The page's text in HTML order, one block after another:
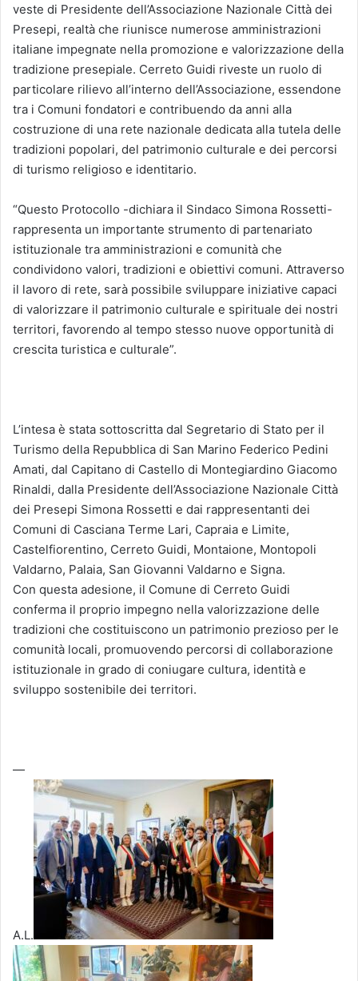
veste di Presidente dell’Associazione Nazionale Città dei
Presepi, realtà che riunisce numerose amministrazioni
italiane impegnate nella promozione e valorizzazione della
tradizione presepiale. Cerreto Guidi riveste un ruolo di
particolare rilievo all’interno dell’Associazione, essendone
tra i Comuni fondatori e contribuendo da anni alla
costruzione di una rete nazionale dedicata alla tutela delle
tradizioni popolari, del patrimonio culturale e dei percorsi
di turismo religioso e identitario.
“Questo Protocollo -dichiara il Sindaco Simona Rossetti-
rappresenta un importante strumento di partenariato
istituzionale tra amministrazioni e comunità che
condividono valori, tradizioni e obiettivi comuni. Attraverso
il lavoro di rete, sarà possibile sviluppare iniziative capaci
di valorizzare il patrimonio culturale e spirituale dei nostri
territori, favorendo al tempo stesso nuove opportunità di
crescita turistica e culturale”.
L’intesa è stata sottoscritta dal Segretario di Stato per il
Turismo della Repubblica di San Marino Federico Pedini
Amati, dal Capitano di Castello di Montegiardino Giacomo
Rinaldi, dalla Presidente dell’Associazione Nazionale Città
dei Presepi Simona Rossetti e dai rappresentanti dei
Comuni di Casciana Terme Lari, Capraia e Limite,
Castelfiorentino, Cerreto Guidi, Montaione, Montopoli
Valdarno, Palaia, San Giovanni Valdarno e Signa.
Con questa adesione, il Comune di Cerreto Guidi
conferma il proprio impegno nella valorizzazione delle
tradizioni che costituiscono un patrimonio prezioso per le
comunità locali, promuovendo percorsi di collaborazione
istituzionale in grado di coniugare cultura, identità e
sviluppo sostenibile dei territori.
—
A.L.